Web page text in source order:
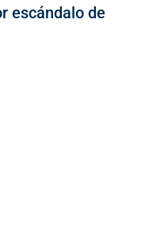
escándalo de